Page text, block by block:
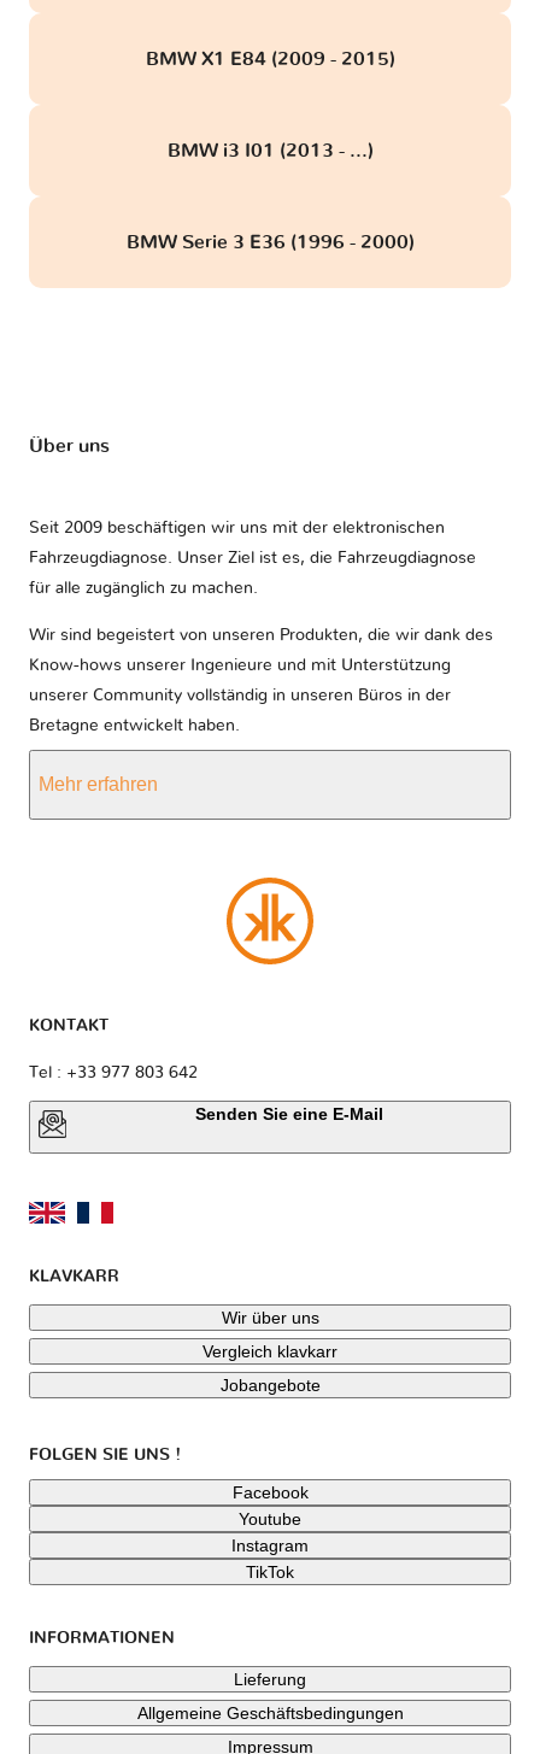
BMW X1 E84 (2009 - 2015)
BMW i3 I01 (2013 - ...)
BMW Serie 3 E36 (1996 - 2000)
Über uns
Seit 2009 beschäftigen wir uns mit der elektronischen
Fahrzeugdiagnose. Unser Ziel ist es, die Fahrzeugdiagnose
für alle zugänglich zu machen.
Wir sind begeistert von unseren Produkten, die wir dank des
Know-hows unserer Ingenieure und mit Unterstützung
unserer Community vollständig in unseren Büros in der
Bretagne entwickelt haben.
Mehr erfahren
KONTAKT
Tel : +33 977 803 642
Senden Sie eine E-Mail
KLAVKARR
Wir über uns
Vergleich klavkarr
Jobangebote
FOLGEN SIE UNS !
Facebook
Youtube
Instagram
TikTok
INFORMATIONEN
Lieferung
Allgemeine Geschäftsbedingungen
Impressum